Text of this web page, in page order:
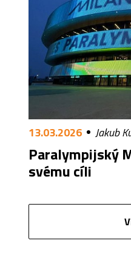
13.03.2026 Jakub
Paralympijský
svému cíli